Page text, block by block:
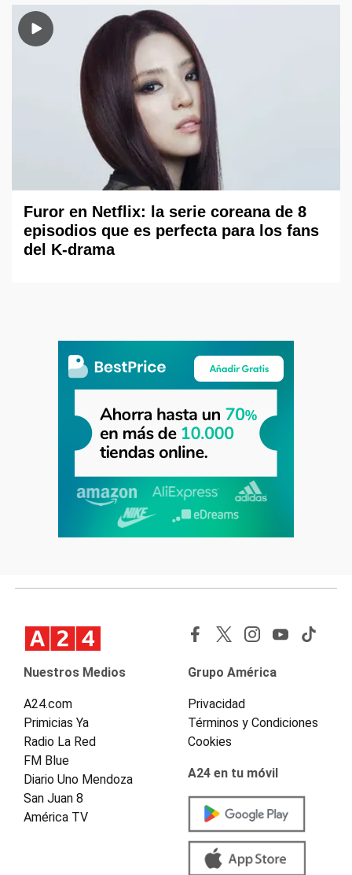
Furor en Netflix: la serie coreana de 8
episodios que es perfecta para los fans
del K-drama
Nuestros Medios
A24.com
Primicias Ya
Radio La Red
FM Blue
Diario Uno Mendoza
San Juan 8
América TV
Grupo América
Privacidad
Términos y Condiciones
Cookies
A24 en tu móvil